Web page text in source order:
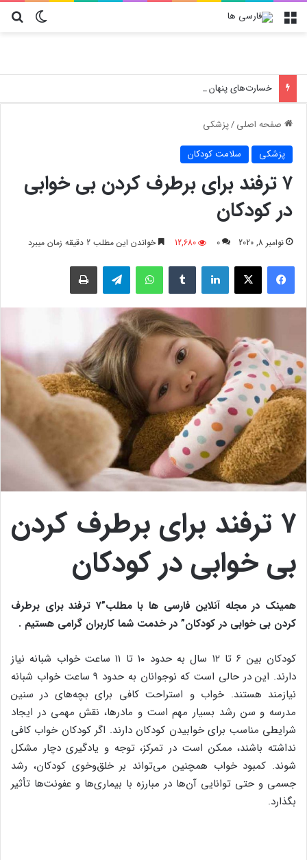
تغییر منو
خسارت‌های پنهان فروشگاه‌ها؛ چرا انتخاب کارتن پستی حیاتی است؟
صفحه اصلی/پزشکی
پزشکی سلامت کودکان
۷ ترفند برای برطرف کردن بی خوابی
در کودکان
نوامبر 8, 2020 0
12,680 خواندن این مطلب 2 دقیقه زمان میبرد
فیسبوک لینکدین واتس آپ
۷ ترفند برای برطرف کردن
بی خوابی در کودکان
همینک در مجله آنلاین فارسی ها با مطلب”۷ ترفند برای برطرف
کردن بی خوابی در کودکان” در خدمت شما کاربران گرامی هستیم .
کودکان بین ۶ تا ۱۲ سال به حدود ۱۰ تا ۱۱ ساعت خواب شبانه نیاز
دارند. این در حالی ا‌ست که نوجوانان به حدود ۹ ساعت خواب شبانه
نیازمند هستند. خواب و استراحت کافی برای بچه‌های در سنین
مدرسه و سن رشد بسیار مهم است و مادرها، نقش مهمی در ایجاد
شرایطی مناسب برای خوابیدن کودکان دارند. اگر کودکان خواب کافی
نداشته باشند، ممکن است در تمرکز، توجه و یادگیری دچار مشکل
شوند. کمبود خواب همچنین می‌تواند بر خلق‌وخوی کودکان، رشد
جسمی و حتی توانایی آن‌ها در مبارزه با بیماری‌ها و عفونت‌ها تأثیر
بگذارد.